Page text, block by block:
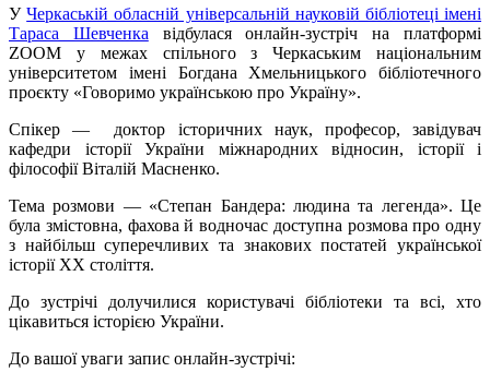
УЧеркаській обласній універсальній науковій бібліотеці імені
Тараса Шевченка відбулася онлайн-зустріч на платформі
ZOOM у межах спільного з Черкаським національним
університетом імені Богдана Хмельницького бібліотечного
проєкту «Говоримо українською про Україну».
Спікер — доктор історичних наук, професор, завідувач
кафедри історії України міжнародних відносин, історії і
філософії Віталій Масненко.
Тема розмови — «Степан Бандера: людина та легенда». Це
була змістовна, фахова й водночас доступна розмова про одну
з найбільш суперечливих та знакових постатей української
історії ХХ століття.
До зустрічі долучилися користувачі бібліотеки та всі, хто
цікавиться історією України.
До вашої уваги запис онлайн-зустрічі: